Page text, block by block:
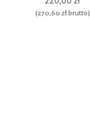
(270,60 złbrutto)